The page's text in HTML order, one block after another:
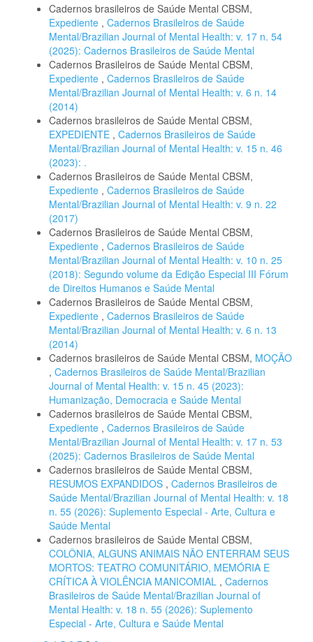
Cadernos brasileiros de Saúde Mental CBSM,
Expediente , Cadernos Brasileiros de Saúde
Mental/Brazilian Journal of Mental Health: v. 17 n. 54
(2025): Cadernos Brasileiros de Saúde Mental
Cadernos Brasileiros de Saúde Mental CBSM,
Expediente , Cadernos Brasileiros de Saúde
Mental/Brazilian Journal of Mental Health: v. 6 n. 14
(2014)
Cadernos brasileiros de Saúde Mental CBSM,
EXPEDIENTE , Cadernos Brasileiros de Saúde
Mental/Brazilian Journal of Mental Health: v. 15 n. 46
(2023): .
Cadernos Brasileiros de Saúde Mental CBSM,
Expediente , Cadernos Brasileiros de Saúde
Mental/Brazilian Journal of Mental Health: v. 9 n. 22
(2017)
Cadernos Brasileiros de Saúde Mental CBSM,
Expediente , Cadernos Brasileiros de Saúde
Mental/Brazilian Journal of Mental Health: v. 10 n. 25
(2018): Segundo volume da Edição Especial III Fórum
de Direitos Humanos e Saúde Mental
Cadernos Brasileiros de Saúde Mental CBSM,
Expediente , Cadernos Brasileiros de Saúde
Mental/Brazilian Journal of Mental Health: v. 6 n. 13
(2014)
Cadernos brasileiros de Saúde Mental CBSM, MOÇÃO
, Cadernos Brasileiros de Saúde Mental/Brazilian
Journal of Mental Health: v. 15 n. 45 (2023):
Humanização, Democracia e Saúde Mental
Cadernos brasileiros de Saúde Mental CBSM,
Expediente , Cadernos Brasileiros de Saúde
Mental/Brazilian Journal of Mental Health: v. 17 n. 53
(2025): Cadernos Brasileiros de Saúde Mental
Cadernos brasileiros de Saúde Mental CBSM,
RESUMOS EXPANDIDOS , Cadernos Brasileiros de
Saúde Mental/Brazilian Journal of Mental Health: v. 18
n. 55 (2026): Suplemento Especial - Arte, Cultura e
Saúde Mental
Cadernos brasileiros de Saúde Mental CBSM,
COLÔNIA, ALGUNS ANIMAIS NÃO ENTERRAM SEUS
MORTOS: TEATRO COMUNITÁRIO, MEMÓRIA E
CRÍTICA À VIOLÊNCIA MANICOMIAL , Cadernos
Brasileiros de Saúde Mental/Brazilian Journal of
Mental Health: v. 18 n. 55 (2026): Suplemento
Especial - Arte, Cultura e Saúde Mental